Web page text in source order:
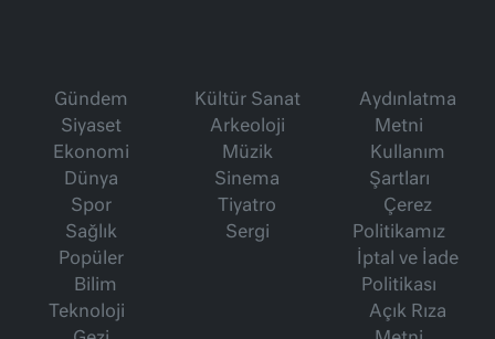
Gündem
Siyaset
Ekonomi
Dünya
Spor
Sağlık
Popüler
Bilim
Teknoloji
Kültür Sanat
Arkeoloji
Müzik
Sinema
Tiyatro
Sergi
Aydınlatma
Metni
Kullanım
Şartları
Çerez
Politikamız
İptal ve İade
Politikası
Açık Rıza